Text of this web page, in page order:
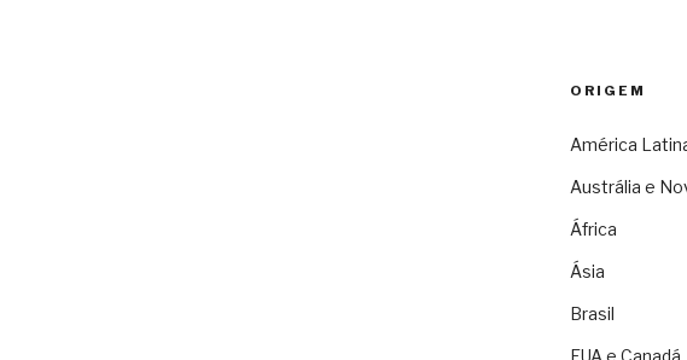
ORIGEM
América
Austrália e
África
Ásia
Brasil